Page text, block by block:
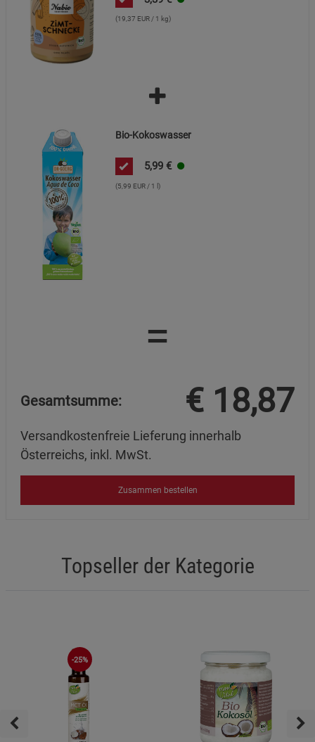
(19,37 EUR / 1 kg)
Bio-Kokoswasser
5,99 €
(5,99 EUR / 1 l)
=
Gesamtsumme: € 18,87
Versandkostenfreie Lieferung innerhalb
Österreichs, inkl. MwSt.
Zusammen bestellen
Topseller der Kategorie
-25%
Beschreibung Marketing Cookies